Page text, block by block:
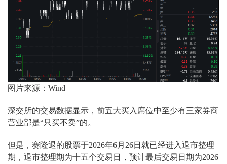
图片来源：Wind
深交所的交易数据显示，前五大买入席位中至少有三家券商
营业部是“只买不卖”的。
但是，赛隆退的股票于2026年6月26日就已经进入退市整理
期，退市整理期为十五个交易日，预计最后交易日期为2026